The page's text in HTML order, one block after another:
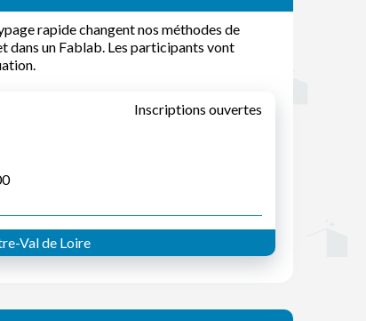
rapide changent nos méthodes de
dans un Fablab. Les participants vont
Inscriptions ouvertes
Val de Loire